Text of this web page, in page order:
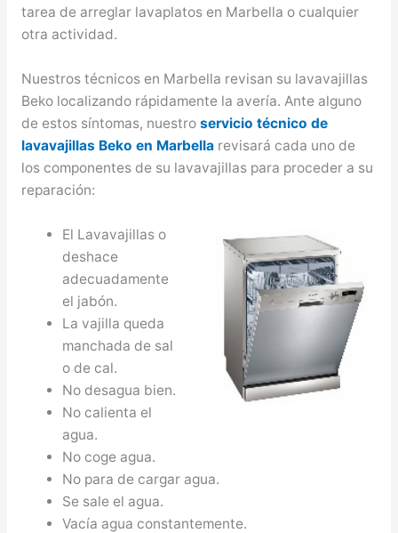
tarea de arreglar lavaplatos en Marbella o cualquier
otra actividad.
Nuestros técnicos en Marbella revisan su lavavajillas
Beko localizando rápidamente la avería. Ante alguno
de estos síntomas, nuestro servicio técnico de
lavavajillas Beko en Marbella revisará cada uno de
los componentes de su lavavajillas para proceder a su
reparación:
El Lavavajillas o
deshace
adecuadamente
el jabón.
La vajilla queda
manchada de sal
o de cal.
No desagua bien.
No calienta el
agua.
No coge agua.
No para de cargar agua.
Se sale el agua.
Vacía agua constantemente.